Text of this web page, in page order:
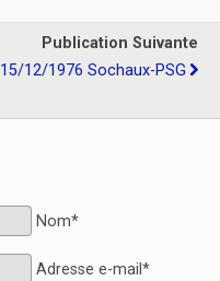
Publication Suivante
15/12/1976 Sochaux-PSG
Nom*
Adresse e-mail*